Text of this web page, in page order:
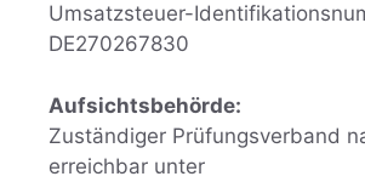
Umsatzsteuer-
DE270267830
Aufsichtsbehörde:
Zuständiger Prüfungsverband
erreichbar unter